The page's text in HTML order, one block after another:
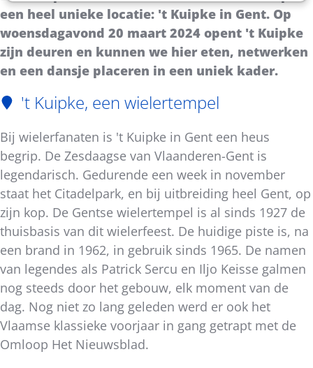
een heel unieke locatie: 't Kuipke in Gent. Op
woensdagavond 20 maart 2024 opent 't Kuipke
zijn deuren en kunnen we hier eten, netwerken
en een dansje placeren in een uniek kader.
't Kuipke, een wielertempel
Bij wielerfanaten is 't Kuipke in Gent een heus
begrip. De Zesdaagse van Vlaanderen-Gent is
legendarisch. Gedurende een week in november
staat het Citadelpark, en bij uitbreiding heel Gent, op
zijn kop. De Gentse wielertempel is al sinds 1927 de
thuisbasis van dit wielerfeest. De huidige piste is, na
een brand in 1962, in gebruik sinds 1965. De namen
van legendes als Patrick Sercu en Iljo Keisse galmen
nog steeds door het gebouw, elk moment van de
dag. Nog niet zo lang geleden werd er ook het
Vlaamse klassieke voorjaar in gang getrapt met de
Omloop Het Nieuwsblad.